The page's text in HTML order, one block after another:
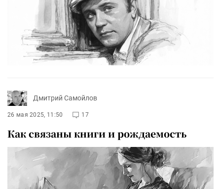
Дмитрий Самойлов
26 мая 2025, 11:50 17
Как связаны книги и рождаемость